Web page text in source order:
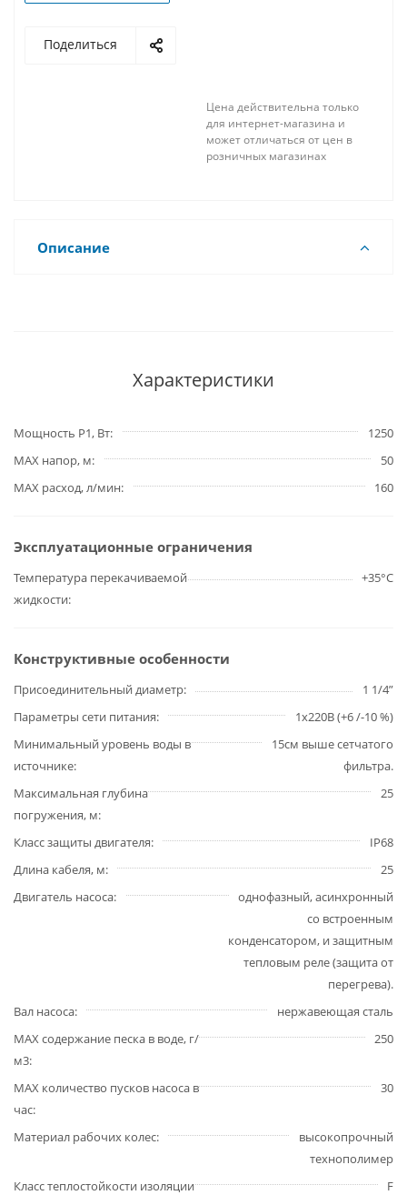
Поделиться
Цена действительна только
для интернет-магазина и
может отличаться от цен в
розничных магазинах
Описание
Характеристики
Мощность P1, Вт
1250
MAX напор, м
50
MAX расход, л/мин
160
Эксплуатационные ограничения
Температура перекачиваемой
жидкости
+35°С
Конструктивные особенности
Присоединительный диаметр
1 1/4”
Параметры сети питания
1х220В (+6 /-10 %)
Минимальный уровень воды в
источнике
15см выше сетчатого
фильтра.
Максимальная глубина
погружения, м
25
Класс защиты двигателя
IP68
Длина кабеля, м
25
Двигатель насоса
однофазный, асинхронный
со встроенным
конденсатором, и защитным
тепловым реле (защита от
перегрева).
Вал насоса
нержавеющая сталь
MAX содержание песка в воде, г/
м3
250
MAX количество пусков насоса в
час
30
Материал рабочих колес
высокопрочный
технополимер
Класс теплостойкости изоляции
F